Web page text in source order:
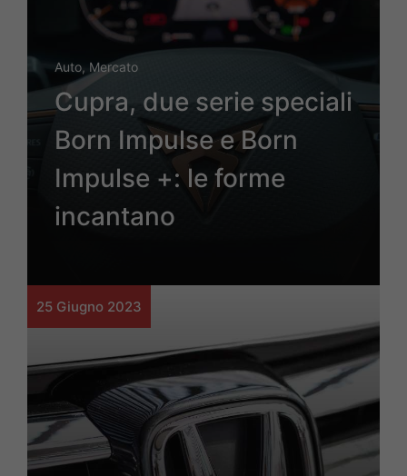
Auto, Mercato
Cupra, due serie speciali
Born Impulse e Born
Impulse +: le forme
incantano
25 Giugno 2023